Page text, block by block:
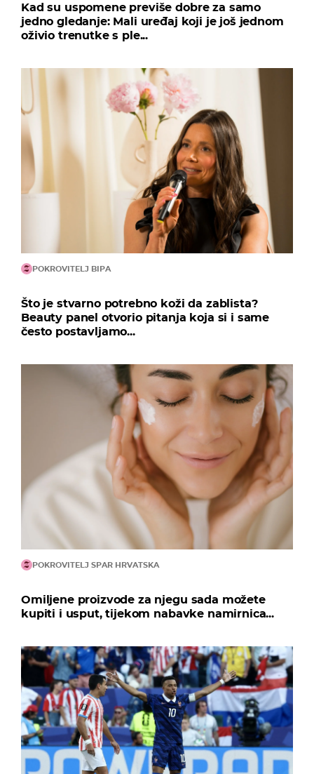
Kad su uspomene previše dobre za samo
jedno gledanje: Mali uređaj koji je još jednom
oživio trenutke s ple...
POKROVITELJ BIPA
Što je stvarno potrebno koži da zablista?
Beauty panel otvorio pitanja koja si i same
često postavljamo...
POKROVITELJ SPAR HRVATSKA
Omiljene proizvode za njegu sada možete
kupiti i usput, tijekom nabavke namirnica...